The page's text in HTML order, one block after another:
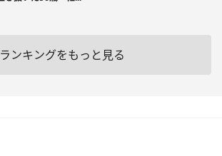
ランキングをもっと見る